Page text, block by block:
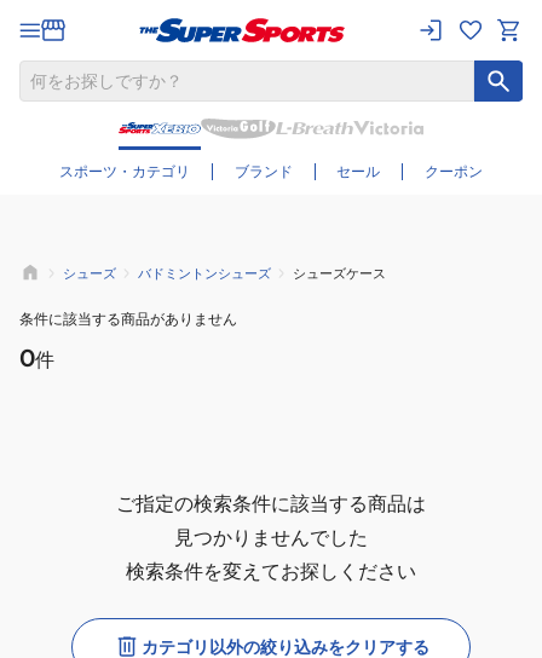
スポーツ・カテゴリ ブランド セール クーポン
さらに絞り込む
シューズ バドミントンシューズ シューズケース
条件に該当する商品がありません
0件
ご指定の検索条件に該当する商品は
見つかりませんでした
検索条件を変えてお探しください
カテゴリ以外の絞り込みをクリアする